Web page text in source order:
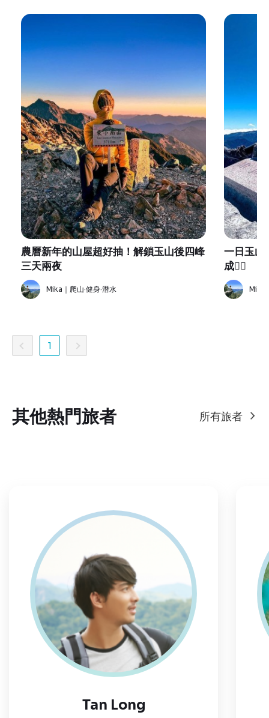
農曆新年的山屋超好抽！解鎖玉山後四峰
三天兩夜
Mika｜爬山·健身·潛水
一日玉山主峰+
成✌🏻
Mika
1
其他熱門旅者 所有旅者
Tan Long